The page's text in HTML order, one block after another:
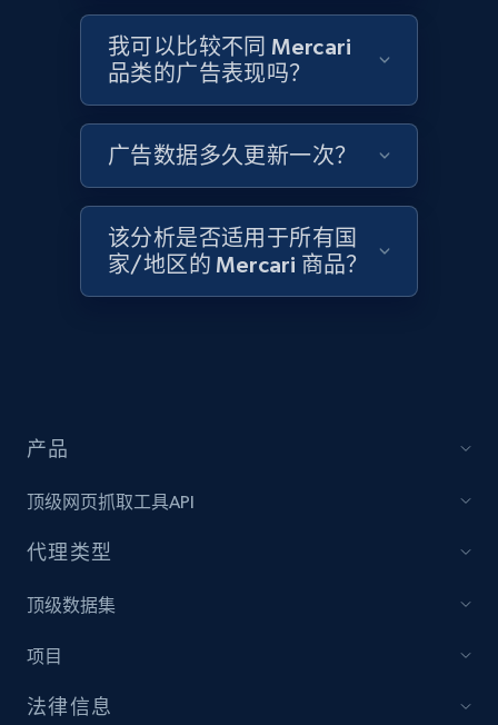
and more.
1.3K+ 175+
Target - Discover products by category url
URL, Product id, Title, Product description,
Rating, Reviews count, Initial price, Discount,
and more.
UPC
URL, Product id, Title, Product description,
and more.
1.3K+
Zara - Products
我可以比较不同 Mercari
品类的广告表现吗？
广告数据多久更新一次？
该分析是否适用于所有国
家/地区的 Mercari 商品？
产品
顶级网页抓取工具API
代理类型
顶级数据集
项目
法律信息